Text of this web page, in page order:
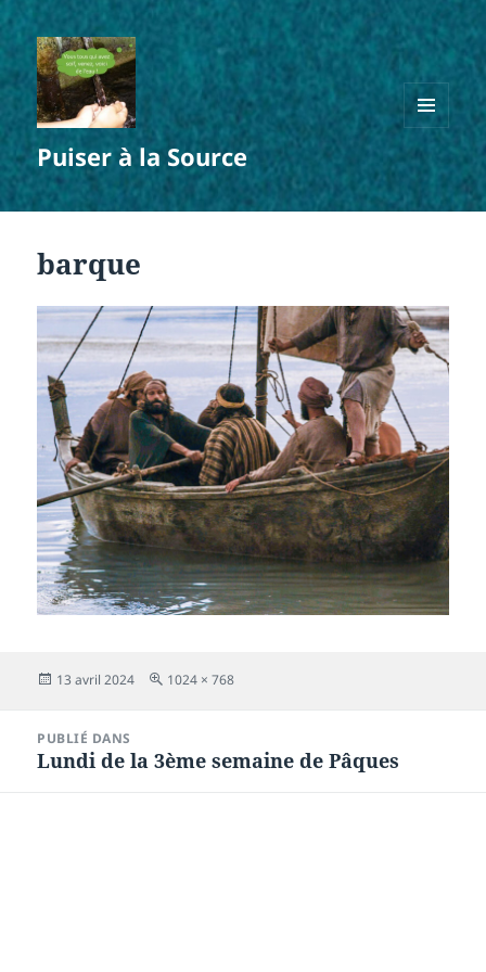
Puiser à la Source
MENU
ET
WIDGETS
barque
Publié
13 avril 2024
Taille
1024 × 768
l’article
PUBLIÉ DANS
Lundi de la 3ème semaine de Pâques